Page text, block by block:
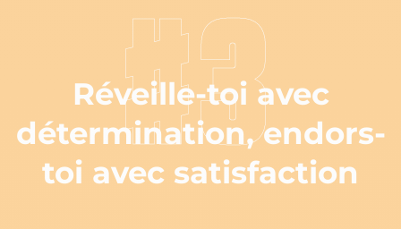
#3
Réveille-toi avec
détermination, endors-
toi avec satisfaction